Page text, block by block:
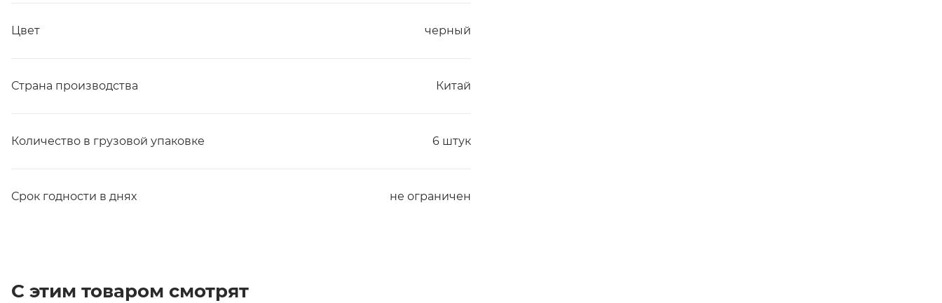
Цвет черный
Страна производства Китай
Количество в грузовой упаковке 6 штук
Срок годности в днях не ограничен
С этим товаром смотрят